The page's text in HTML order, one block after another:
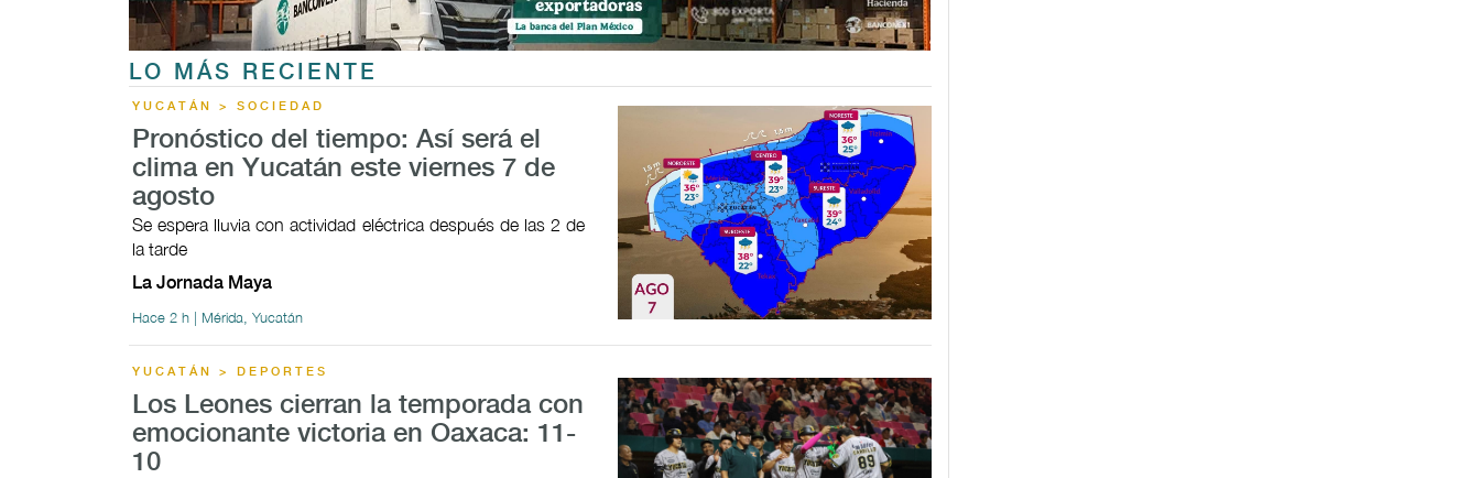
LO MÁS RECIENTE
YUCATÁN > SOCIEDAD
Pronóstico del tiempo: Así será el
clima en Yucatán este viernes 7 de
agosto
Se espera lluvia con actividad eléctrica después de las 2 de
la tarde
La Jornada Maya
Hace 2 h | Mérida, Yucatán
YUCATÁN > DEPORTES
Los Leones cierran la temporada con
emocionante victoria en Oaxaca: 11-
10